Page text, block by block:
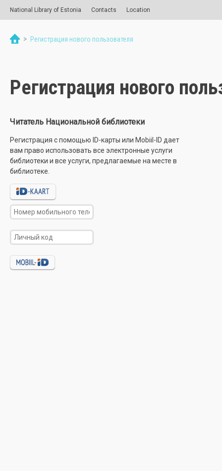
National Library of Estonia Contacts Location
> Регистрация нового пользователя
Регистрация нового
Читатель Национальной библиотеки
Регистрация с помощью ID-карты или Mobiil-ID дает
вам право использовать все электронные услуги
библиотеки и все услуги, предлагаемые на месте в
библиотеке.